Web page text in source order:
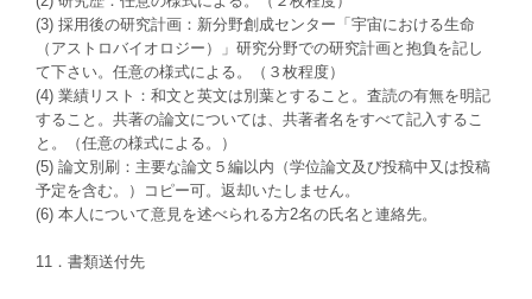
(3) 採用後の研究計画：新分野創成センター「宇宙における生命
（アストロバイオロジー）」研究分野での研究計画と抱負を記し
て下さい。任意の様式による。（３枚程度）
(4) 業績リスト：和文と英文は別葉とすること。査読の有無を明記
すること。共著の論文については、共著者名をすべて記入するこ
と。（任意の様式による。）
(5) 論文別刷：主要な論文５編以内（学位論文及び投稿中又は投稿
予定を含む。）コピー可。返却いたしません。
(6) 本人について意見を述べられる方2名の氏名と連絡先。
11．書類送付先